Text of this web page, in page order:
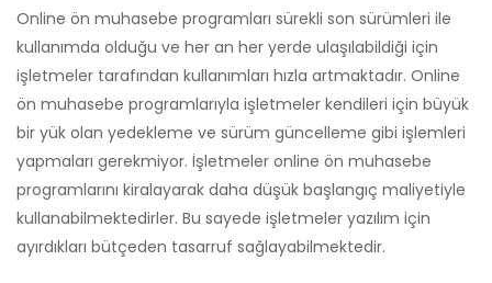
Online ön muhasebe programları sürekli son sürümleri ile
kullanımda olduğu ve her an her yerde ulaşılabildiği için
işletmeler tarafından kullanımları hızla artmaktadır. Online
ön muhasebe programlarıyla işletmeler kendileri için büyük
bir yük olan yedekleme ve sürüm güncelleme gibi işlemleri
yapmaları gerekmiyor. İşletmeler online ön muhasebe
programlarını kiralayarak daha düşük başlangıç maliyetiyle
kullanabilmektedirler. Bu sayede işletmeler yazılım için
ayırdıkları bütçeden tasarruf sağlayabilmektedir.